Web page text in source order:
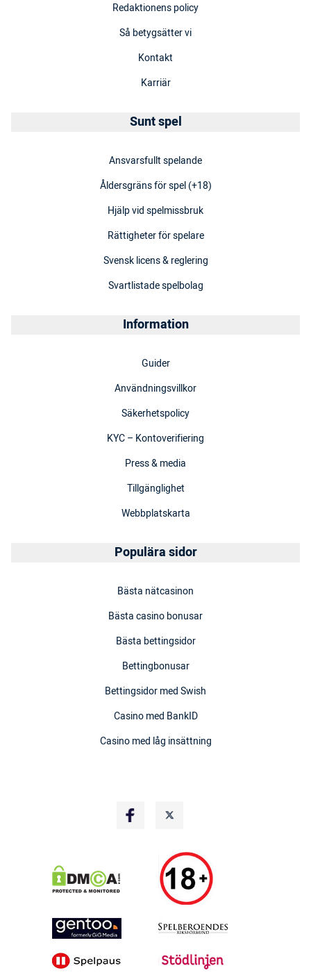
Redaktionens policy
Så betygsätter vi
Kontakt
Karriär
Sunt spel
Ansvarsfullt spelande
Åldersgräns för spel (+18)
Hjälp vid spelmissbruk
Rättigheter för spelare
Svensk licens & reglering
Svartlistade spelbolag
Information
Guider
Användningsvillkor
Säkerhetspolicy
KYC – Kontoverifiering
Press & media
Tillgänglighet
Webbplatskarta
Populära sidor
Bästa nätcasinon
Bästa casino bonusar
Bästa bettingsidor
Bettingbonusar
Bettingsidor med Swish
Casino med BankID
Casino med låg insättning